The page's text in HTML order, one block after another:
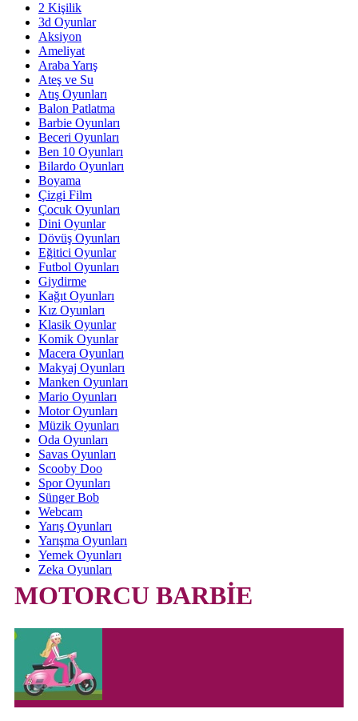
2 Kişilik
3d Oyunlar
Aksiyon
Ameliyat
Araba Yarış
Ateş ve Su
Atış Oyunları
Balon Patlatma
Barbie Oyunları
Beceri Oyunları
Ben 10 Oyunları
Bilardo Oyunları
Boyama
Çizgi Film
Çocuk Oyunları
Dini Oyunlar
Dövüş Oyunları
Eğitici Oyunlar
Futbol Oyunları
Giydirme
Kağıt Oyunları
Kız Oyunları
Klasik Oyunlar
Komik Oyunlar
Macera Oyunları
Makyaj Oyunları
Manken Oyunları
Mario Oyunları
Motor Oyunları
Müzik Oyunları
Oda Oyunları
Savas Oyunları
Scooby Doo
Spor Oyunları
Sünger Bob
Webcam
Yarış Oyunları
Yarışma Oyunları
Yemek Oyunları
Zeka Oyunları
MOTORCU BARBİE